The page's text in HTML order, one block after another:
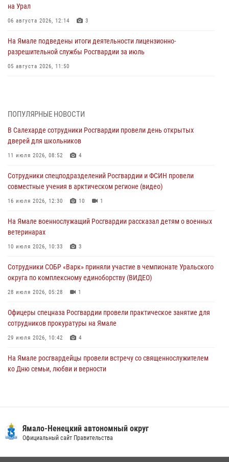
на Урал
06 августа 2026, 12:14 3
На Ямале подведены итоги деятельности лицензионно-
разрешительной службы Росгвардии за июль
05 августа 2026, 11:50
03 августа 2026, 07:21 2
Генерал-полковник Юрий Аверин выступил на Всероссийском
молодёжном образовательном форуме «Территория смыслов»
03 августа 2026, 06:54
Директор Росгвардии Герой России генерал армии Виктор Золотов
поздравил специалистов подразделений тыла с профессиональным
праздником
Сотрудники СОБР «Варк» повышают боевое мастерство на Ямале
30 июля 2026, 09:34 1
Офицеры спецназа Росгвардии провели практическое занятие для
сотрудников прокуратуры на Ямале
29 июля 2026, 10:42 4
ПОПУЛЯРНЫЕ НОВОСТИ
В Салехарде сотрудники Росгвардии провели день открытых
дверей для школьников
11 июля 2026, 08:52 4
Сотрудники спецподразделений Росгвардии и ФСИН провели
совместные учения в арктическом регионе (видео)
16 июля 2026, 12:30 10 1
На Ямале военнослужащий Росгвардии рассказал детям о военных
ветеринарах
10 июля 2026, 10:33 3
Сотрудники СОБР «Варк» приняли участие в чемпионате Уральского
округа по комплексному единоборству (ВИДЕО)
28 июля 2026, 05:28 1
Офицеры спецназа Росгвардии провели практическое занятие для
сотрудников прокуратуры на Ямале
29 июля 2026, 10:42 4
На Ямале росгвардейцы провели встречу со священнослужителем
ко Дню семьи, любви и верности
«Каникулы с Росгвардией» продолжаются на Ямале
Ямало-Ненецкий автономный округ
Официальный сайт Правительства